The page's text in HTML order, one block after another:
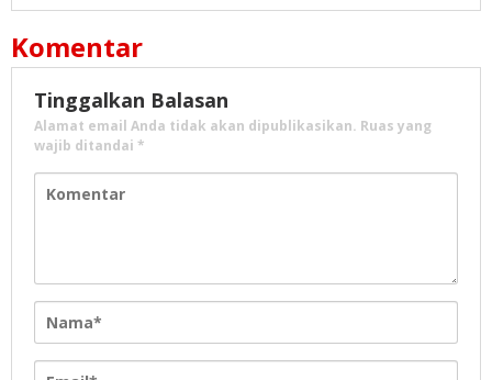
Komentar
Tinggalkan Balasan
Alamat email Anda tidak akan dipublikasikan. Ruas yang
wajib ditandai *